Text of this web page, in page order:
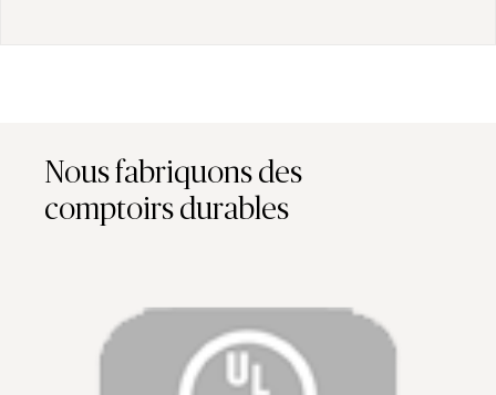
Nous fabriquons des
comptoirs durables